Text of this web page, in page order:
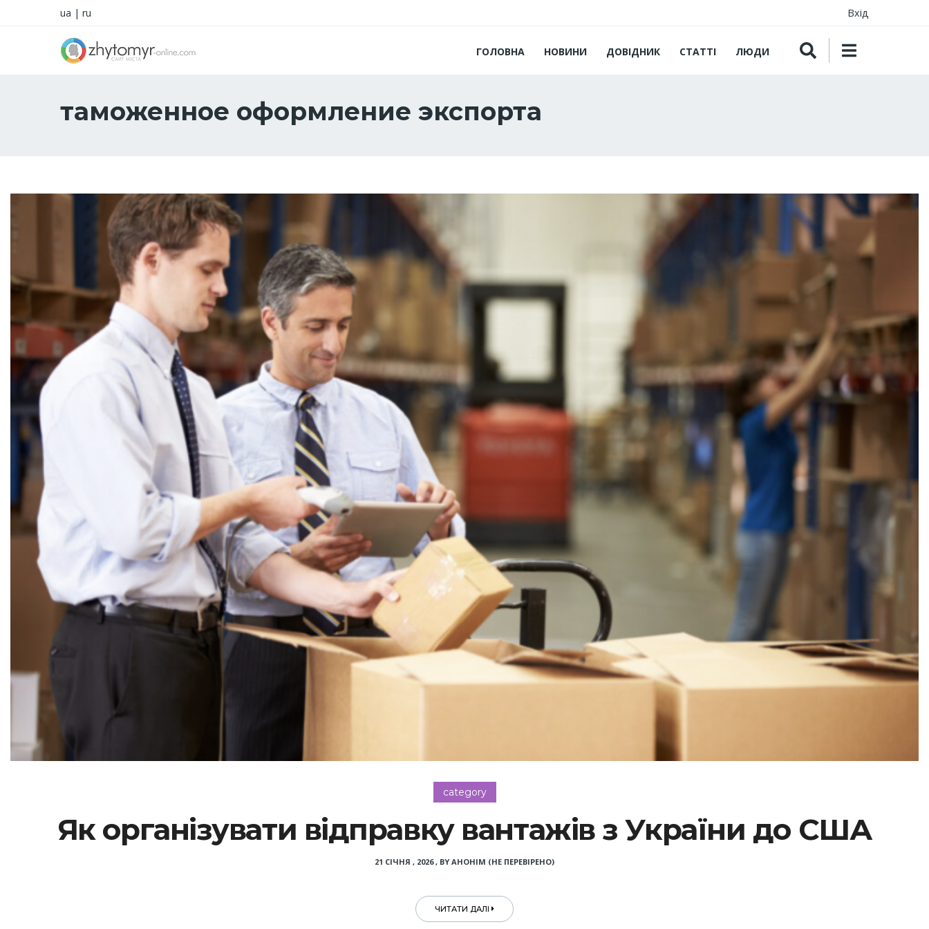
ua | ru Вхід
ГОЛОВНА НОВИНИ ДОВІДНИК СТАТТІ ЛЮДИ
таможенное оформление экспорта
category
Як організувати відправку вантажів з України до США
21 СІЧНЯ , 2026, BY АНОНІМ (НЕ ПЕРЕВІРЕНО)
ЧИТАТИ ДАЛІ